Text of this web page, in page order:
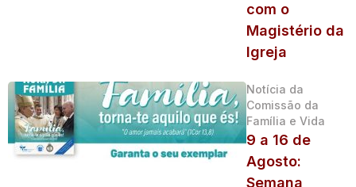
com o
Magistério da
Igreja
Notícia da
Comissão da
Família e Vida
9 a 16 de
Agosto:
Semana